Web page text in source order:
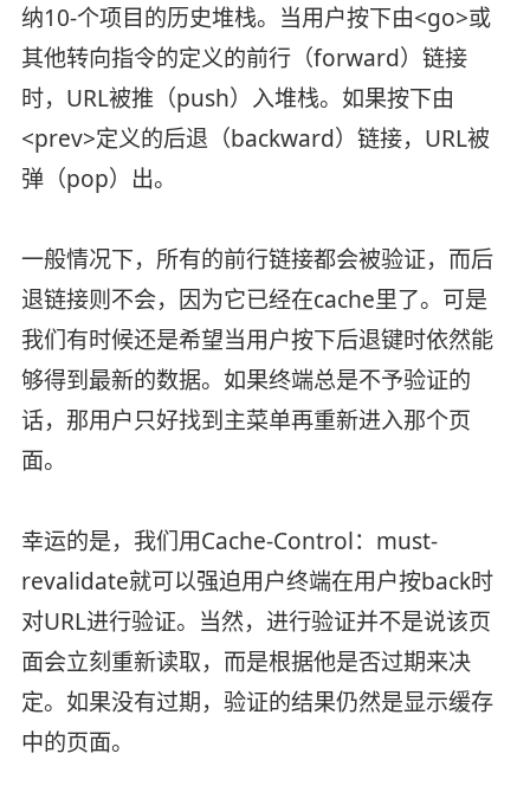
纳10-个项目的历史堆栈。当用户按下由<go>或
其他转向指令的定义的前行（forward）链接
时，URL被推（push）入堆栈。如果按下由
<prev>定义的后退（backward）链接，URL被
弹（pop）出。
一般情况下，所有的前行链接都会被验证，而后
退链接则不会，因为它已经在cache里了。可是
我们有时候还是希望当用户按下后退键时依然能
够得到最新的数据。如果终端总是不予验证的
话，那用户只好找到主菜单再重新进入那个页
面。
幸运的是，我们用Cache-Control：must-
revalidate就可以强迫用户终端在用户按back时
对URL进行验证。当然，进行验证并不是说该页
面会立刻重新读取，而是根据他是否过期来决
定。如果没有过期，验证的结果仍然是显示缓存
中的页面。